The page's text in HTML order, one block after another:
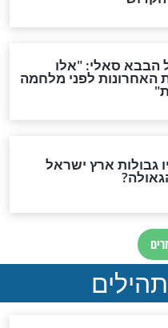
תהיה אפיקורסות
מאוד של
המשיח יהיה
בתשובה?